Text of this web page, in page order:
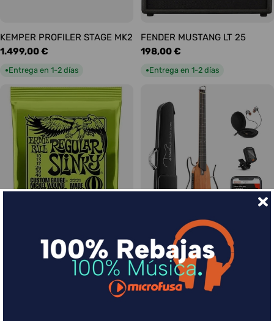
KEMPER PROFILER STAGE MK2
Precio
habitual
1.499,00 €
●Entrega en 1-2 días
FENDER MUSTANG LT 25
Precio
habitual
198,00 €
●Entrega en 1-2 días
Slinky Regular 10-46
DONNER HUSH-I Silent Guitar
Caoba
Precio
habitual
339,00 €
Entrega en 1-2 días